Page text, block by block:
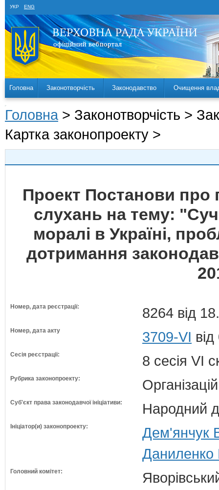
УКР ENG
Головна Законотворчість Законодавство Очищення
Головна > Законотворчість >
Картка законопроекту >
Проект Постанови про
слухань на тему:
моралі в Україні,
дотримання
Номер, дата реєстрації: 8264 від
Номер, дата акту 3709-VI
Сесія реєстрації: 8 сесія VI
Рубрика законопроекту:
Суб'єкт права законодавчої ініціативи: Народний
Ініціатор(и) законопроекту:
Дем'янчук
Даниленко
Головний комітет: